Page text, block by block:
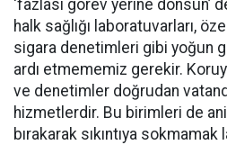
‘fazlası görev yerine dönsün’
halk sağlığı laboratuvarları,
sigara denetimleri gibi yoğun
ardı etmememiz gerekir.
ve denetimler doğrudan
hizmetlerdir. Bu birimleri de
bırakarak sıkıntıya sokmamak